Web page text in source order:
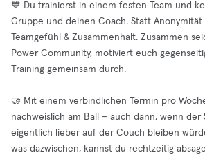
💙 Du trainierst in einem festen Team und
Gruppe und deinen Coach. Statt Anonymität
Teamgefühl & Zusammenhalt. Zusammen
Power Community, motiviert euch
Training gemeinsam durch.
🤝 Mit einem verbindlichen Termin pro
nachweislich am Ball – auch dann, wenn der
eigentlich lieber auf der Couch bleiben
was dazwischen, kannst du rechtzeitig